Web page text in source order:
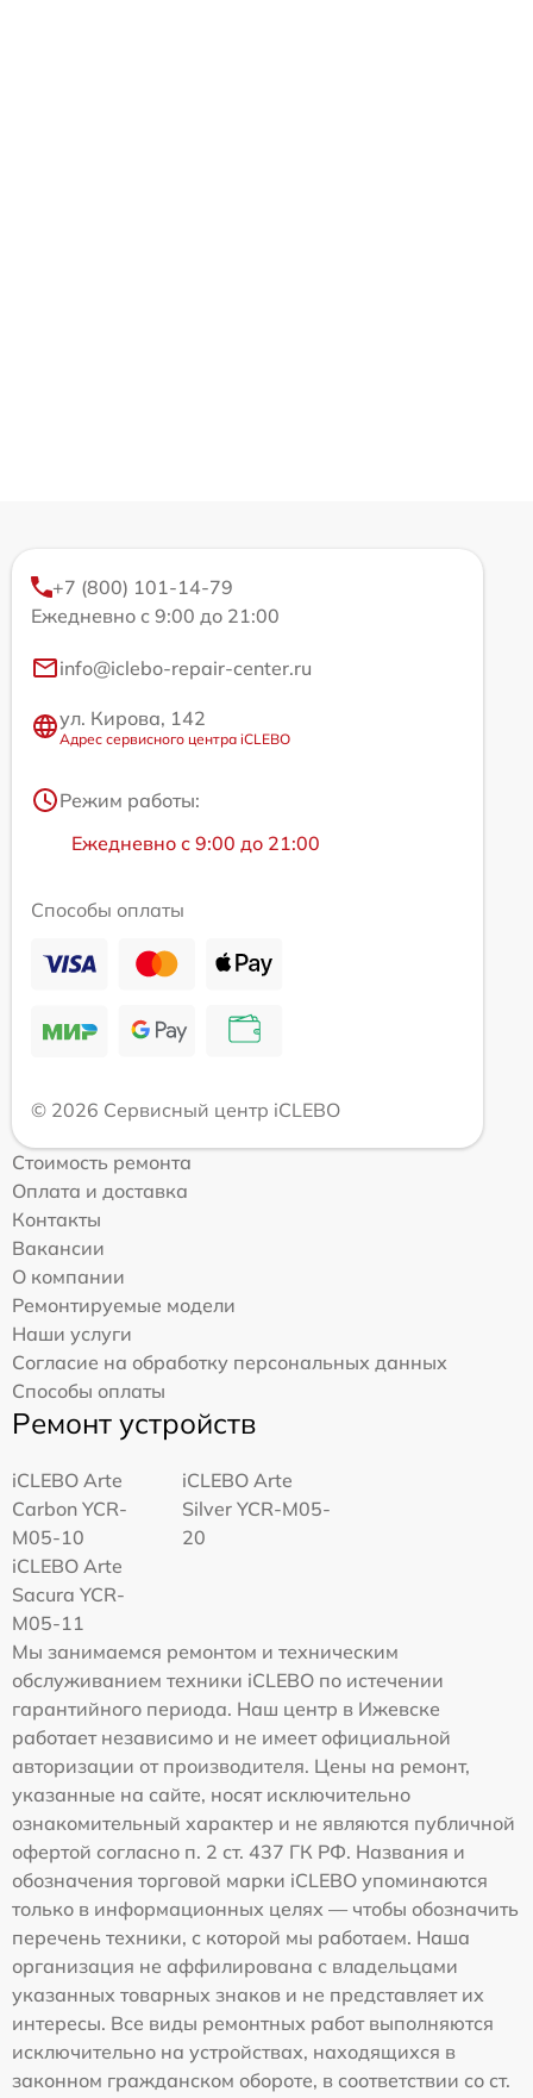
+7 (800) 101-14-79
Ежедневно с 9:00 до 21:00
info@iclebo-repair-center.ru
ул. Кирова, 142
Адрес сервисного центра iCLEBO
Режим работы:
Ежедневно с 9:00 до 21:00
Способы оплаты
© 2026 Сервисный центр iCLEBO
Стоимость ремонта
Оплата и доставка
Контакты
Вакансии
О компании
Ремонтируемые модели
Наши услуги
Согласие на обработку персональных данных
Способы оплаты
Ремонт устройств
iCLEBO Arte
Carbon YCR-
M05-10
iCLEBO Arte
Silver YCR-M05-
20
iCLEBO Arte
Sacura YCR-
M05-11
Мы занимаемся ремонтом и техническим
обслуживанием техники iCLEBO по истечении
гарантийного периода. Наш центр в Ижевске
работает независимо и не имеет официальной
авторизации от производителя. Цены на ремонт,
указанные на сайте, носят исключительно
ознакомительный характер и не являются публичной
офертой согласно п. 2 ст. 437 ГК РФ. Названия и
обозначения торговой марки iCLEBO упоминаются
только в информационных целях — чтобы обозначить
перечень техники, с которой мы работаем. Наша
организация не аффилирована с владельцами
указанных товарных знаков и не представляет их
интересы. Все виды ремонтных работ выполняются
исключительно на устройствах, находящихся в
законном гражданском обороте, в соответствии со ст.